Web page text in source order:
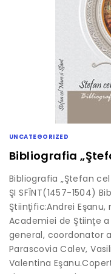
UNCATEGORIZED
Bibliografia
Bibliografia „Ştefan cel
ŞI SFÎNT(1457-1504)
Ştiinţific:Andrei
Academiei de Ştiinţe
general, coordonator
Parascovia Calev,
Valentina